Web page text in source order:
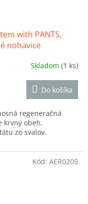
with PANTS,
nohavice
Skladom(1 ks)
Do košíka
regeneračná
krvný obeh,
zo svalov.
Kód: AER0205